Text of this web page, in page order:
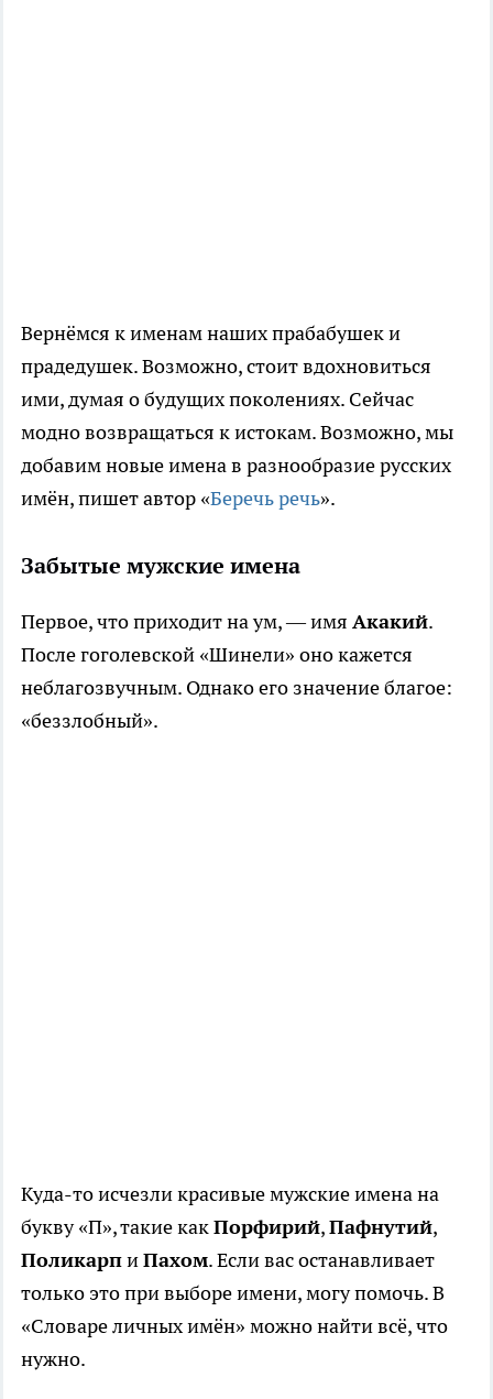
Вернёмся к именам наших прабабушек и
прадедушек. Возможно, стоит вдохновиться
ими, думая о будущих поколениях. Сейчас
модно возвращаться к истокам. Возможно, мы
добавим новые имена в разнообразие русских
имён, пишет автор «Беречь речь».
Забытые мужские имена
Первое, что приходит на ум, — имя Акакий.
После гоголевской «Шинели» оно кажется
неблагозвучным. Однако его значение благое:
«беззлобный».
Куда-то исчезли красивые мужские имена на
букву «П», такие какПорфирий,Пафнутий,
ПоликарпиПахом. Если вас останавливает
только это при выборе имени, могу помочь. В
«Словаре личных имён» можно найти всё, что
нужно.